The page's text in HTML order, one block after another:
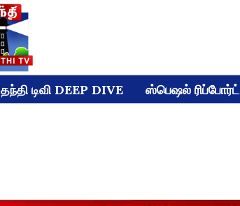
தந்தி டிவி DEEP DIVE ஸ்பெஷல் ரிப்போர்ட்